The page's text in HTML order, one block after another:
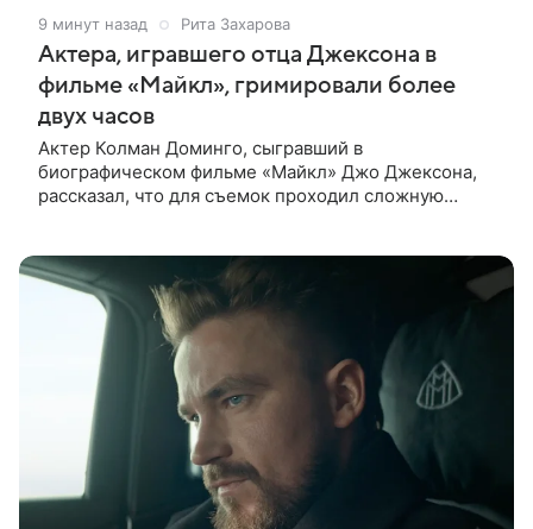
9 минут назад Рита Захарова
Актера, игравшего отца Джексона в
фильме «Майкл», гримировали более
двух часов
Актер Колман Доминго, сыгравший в
биографическом фильме «Майкл» Джо Джексона,
рассказал, что для съемок проходил сложную